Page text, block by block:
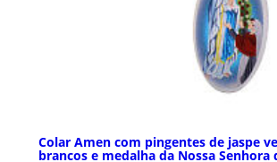
Colar Amen com pingentes de jaspe
brancos e medalha da Nossa